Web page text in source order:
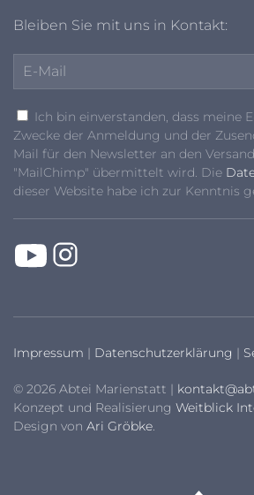
Bleiben Sie mit uns in Kontakt:
Ich bin einverstanden, dass meine
Zwecke der Anmeldung und der
Mail für den Newsletter an den
"MailChimp" übermittelt wird. Die
dieser Website habe ich zur Kenntnis
Impressum | Datenschutzerklärung |
© 2026 Abtei Marienstatt |
Konzept und Realisierung Weitblick
Design von Ari Gröbke.